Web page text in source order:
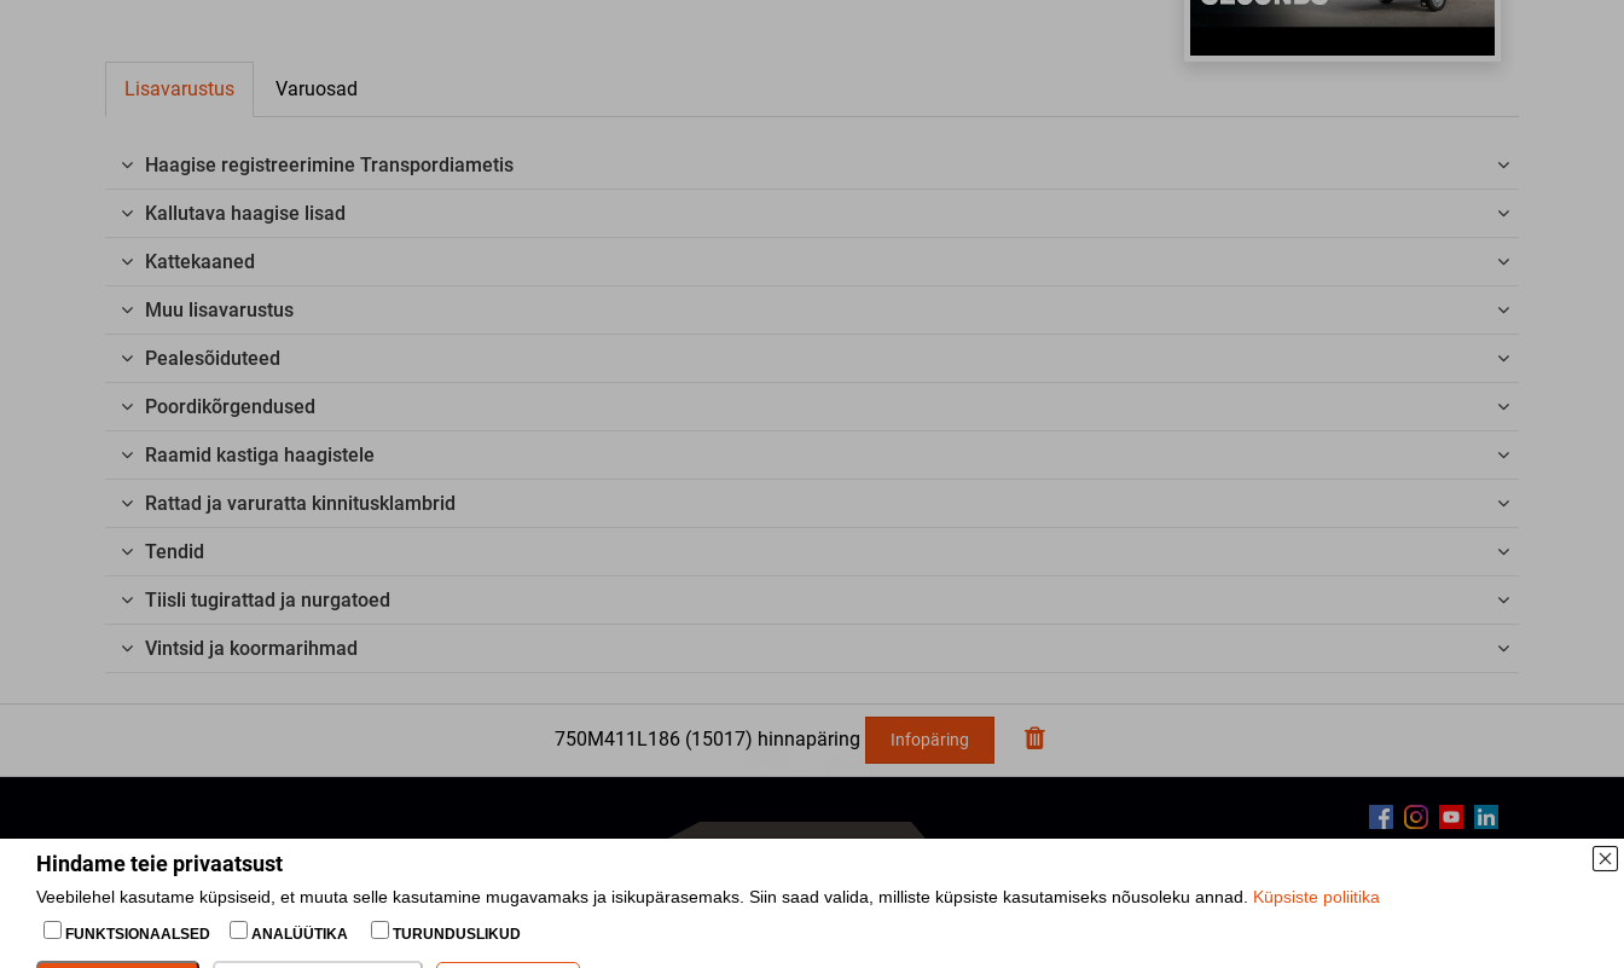
Hindame teie privaatsust
Veebilehel kasutame küpsiseid, et muuta selle kasutamine mugavamaks ja isikupärasemaks. Siin saad valida, milliste küpsiste kasutamiseks nõusoleku annad. Küpsiste poliitika
FUNKTSIONAALSED ANALÜÜTIKA TURUNDUSLIKUD
Lisavarustus Varuosad
Haagise registreerimine Transpordiametis
Kallutava haagise lisad
Kattekaaned
Muu lisavarustus
Pealesõiduteed
Poordikõrgendused
Raamid kastiga haagistele
Rattad ja varuratta kinnitusklambrid
Tendid
Tiisli tugirattad ja nurgatoed
Vintsid ja koormarihmad
750M411L186(15017) hinnapäring Infopäring
Respo Haagised AS
Tamme 21, Tõrvandi, Kambja vald 61715 Tartumaa
+372 730 1841